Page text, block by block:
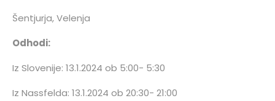
Šentjurja, Velenja
Odhodi:
Iz Slovenije: 13.1.2024 ob 5:00- 5:30
Iz Nassfelda: 13.1.2024 ob 20:30- 21:00